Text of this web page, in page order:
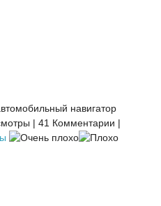
навигатор
| 41 Комментарии |